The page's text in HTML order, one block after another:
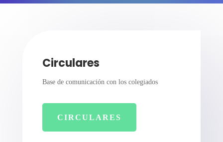
Circulares
Base de comunicación con los colegiados
CIRCULARES